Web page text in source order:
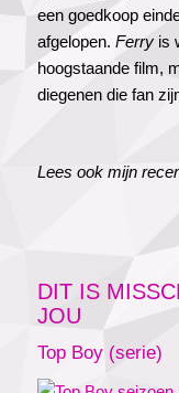
een goedkoop
afgelopen. Ferryis
hoogstaande film,
diegenen die fan
Lees ook mijn
DIT IS
JOU
Top Boy (serie)